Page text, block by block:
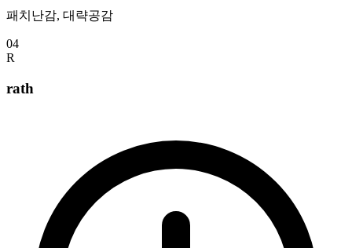
패치난감, 대략공감
04
R
rath